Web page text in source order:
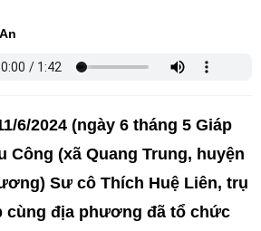
6/2024 (ngày 6 tháng 5 Giáp
Công (xã Quang Trung, huyện
Sư cô Thích Huệ Liên, trụ
cùng địa phương đã tổ chức